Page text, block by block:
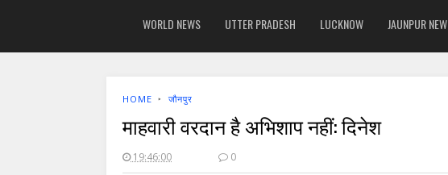
WORLD NEWS UTTER PRADESH LUCKNOW JAUNPUR
HOME ‣ जौनपुर
माहवारी वरदान है अभिशाप नहीं: दिनेश
19:46:00 0